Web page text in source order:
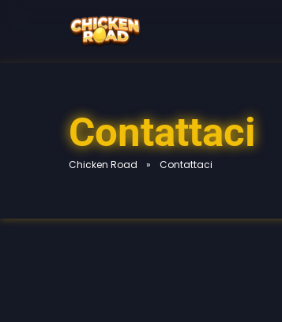
Contattaci
Chicken Road » Contattaci